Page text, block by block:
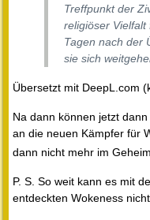
Treffpunkt der
religiöser Vielfalt
Tagen nach der
sie sich
Übersetzt mit DeepL.com
Na dann können jetzt
an die neuen Kämpfer für
dann nicht mehr im
P. S. So weit kann es mit
entdeckten Wokeness